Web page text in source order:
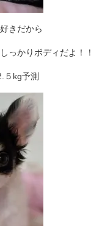
きだから
っかりボディだよ！！
５kg予測